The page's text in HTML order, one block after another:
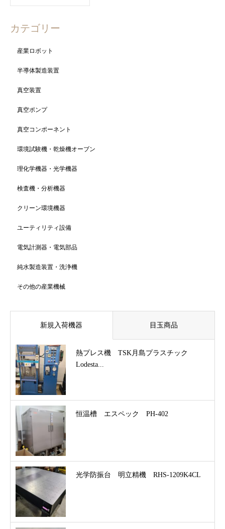
カテゴリー
産業ロボット
半導体製造装置
真空装置
真空ポンプ
真空コンポーネント
環境試験機・乾燥機オーブン
理化学機器・光学機器
検査機・分析機器
クリーン環境機器
ユーティリティ設備
電気計測器・電気部品
純水製造装置・洗浄機
その他の産業機械
新規入荷機器 目玉商品
熱プレス機 TSK月島プラスチック
Lodesta...
恒温槽 エスペック PH-402
光学防振台 明立精機 RHS-1209K4CL